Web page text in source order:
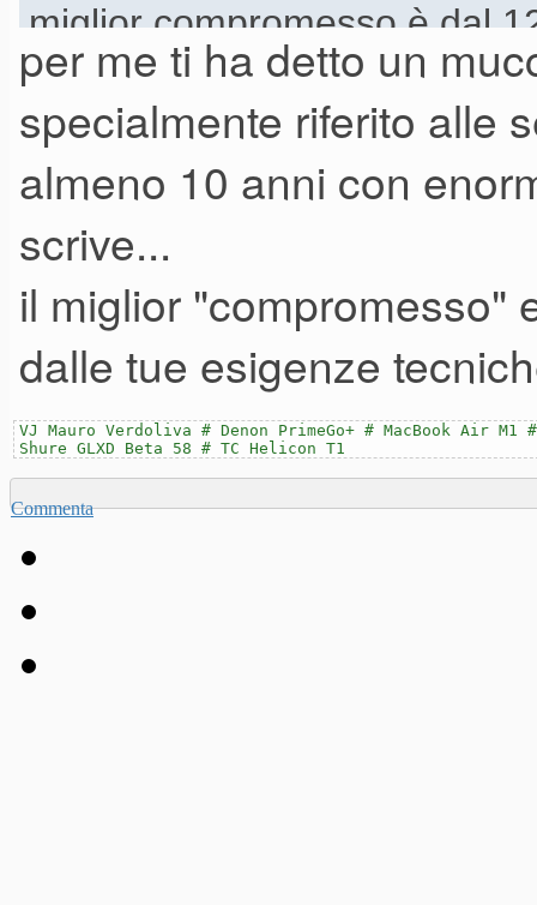
miglior compromesso è dal
per me ti ha detto un
specialmente riferito alle
almeno 10 anni con
scrive...
il miglior "compromesso"
dalle tue esigenze
VJ Mauro Verdoliva # Denon PrimeGo+ # MacBook Air
Shure GLXD Beta 58 # TC Helicon T1
Commenta